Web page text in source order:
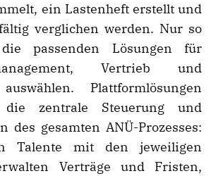
ein Lastenheft erstellt und
verglichen werden. Nur so
passenden Lösungen für
Vertrieb und
Plattformlösungen
die zentrale Steuerung und
des gesamten ANÜ-Prozesses:
Talente mit den jeweiligen
Verträge und Fristen,